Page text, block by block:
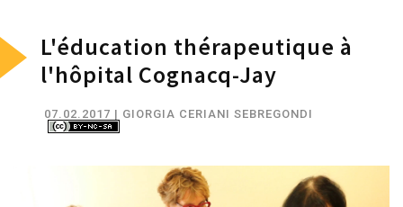
L'éducation thérapeutique à
l'hôpital Cognacq-Jay
07.02.2017 | GIORGIA CERIANI SEBREGONDI